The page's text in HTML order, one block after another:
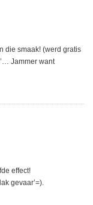
die smaak! (werd gratis
Jammer want
effect!
gevaar’=).